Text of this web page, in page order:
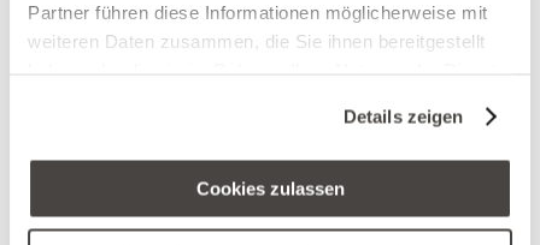
Partner führen diese Informationen möglicherweise mit
weiteren Daten zusammen, die Sie ihnen bereitgestellt
Cookies, wenn Sie unsere Webseite weiterhin nutzen.
Details zeigen
Cookies zulassen